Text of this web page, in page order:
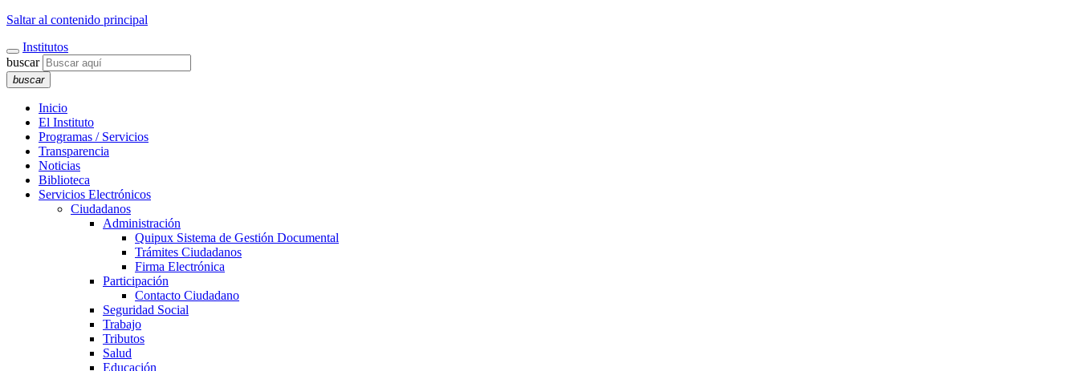
Saltar al contenido principal
Institutos
buscar
buscar
Inicio
El Instituto
Programas / Servicios
Transparencia
Noticias
Biblioteca
Servicios Electrónicos
Ciudadanos
Administración
Quipux Sistema de Gestión Documental
Trámites Ciudadanos
Firma Electrónica
Participación
Contacto Ciudadano
Seguridad Social
Trabajo
Tributos
Salud
Educación